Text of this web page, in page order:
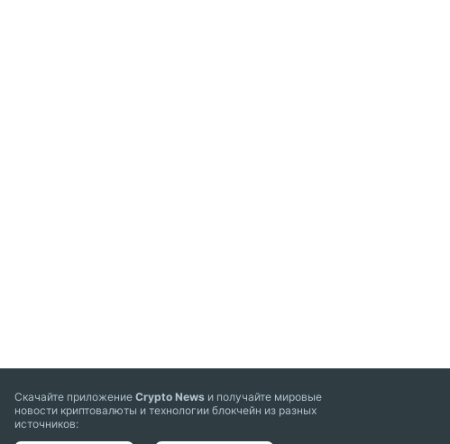
Скачайте приложениеCrypto News и получайте мировые
новости криптовалюты и технологии блокчейн из разных
источников: